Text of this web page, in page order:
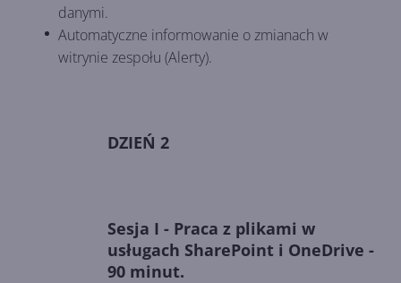
danymi.
Automatyczne informowanie o zmianach w
witrynie zespołu (Alerty).
DZIEŃ 2
Sesja I - Praca z plikami w
usługach SharePoint i OneDrive -
90 minut.